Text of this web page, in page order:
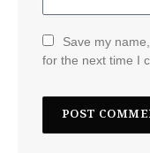
Save my
for the next time I